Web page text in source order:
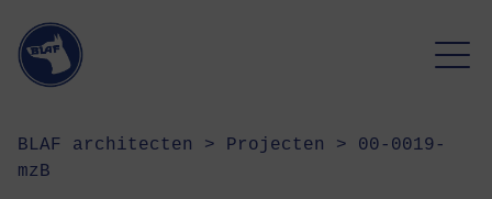
BLAF architecten > Projecten > 00-0019-
mzB